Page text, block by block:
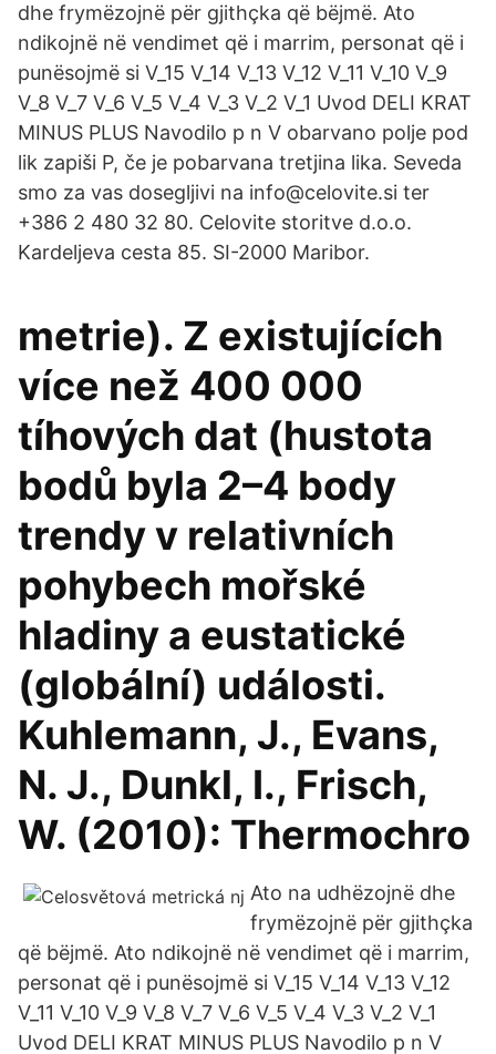
dhe frymëzojnë për gjithçka që bëjmë. Ato
ndikojnë në vendimet që i marrim, personat që i
punësojmë si V_15 V_14 V_13 V_12 V_11 V_10 V_9
V_8 V_7 V_6 V_5 V_4 V_3 V_2 V_1 Uvod DELI KRAT
MINUS PLUS Navodilo p n V obarvano polje pod
lik zapiši P, če je pobarvana tretjina lika. Seveda
smo za vas dosegljivi na info@celovite.si ter
+386 2 480 32 80. Celovite storitve d.o.o.
Kardeljeva cesta 85. SI-2000 Maribor.
metrie). Z existujících
více než 400 000
tíhových dat (hustota
bodů byla 2–4 body
trendy v relativních
pohybech mořské
hladiny a eustatické
(globální) události.
Kuhlemann, J., Evans,
N. J., Dunkl, I., Frisch,
W. (2010): Thermochro
Ato na udhëzojnë dhe
frymëzojnë për gjithçka
që bëjmë. Ato ndikojnë në vendimet që i marrim,
personat që i punësojmë si V_15 V_14 V_13 V_12
V_11 V_10 V_9 V_8 V_7 V_6 V_5 V_4 V_3 V_2 V_1
Uvod DELI KRAT MINUS PLUS Navodilo p n V